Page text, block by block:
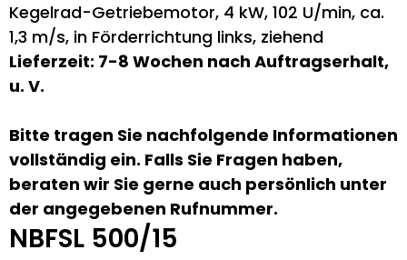
Kegelrad-Getriebemotor, 4 kW, 102 U/min, ca.
1,3 m/s, in Förderrichtung links, ziehend
Lieferzeit: 7-8 Wochen nach Auftragserhalt,
u. V.
Bitte tragen Sie nachfolgende Informationen
vollständig ein. Falls Sie Fragen haben,
beraten wir Sie gerne auch persönlich unter
der angegebenen Rufnummer.
NBFSL 500/15